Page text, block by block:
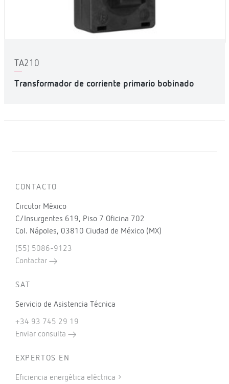
TA210
Transformador de corriente primario bobinado
CONTACTO
Circutor México
C/Insurgentes 619, Piso 7 Oficina 702
Col. Nápoles, 03810 Ciudad de México (MX)
(55) 5086-9123
Contactar
SAT
Servicio de Asistencia Técnica
+34 93 745 29 19
Enviar consulta
EXPERTOS EN
Eficiencia energética eléctrica